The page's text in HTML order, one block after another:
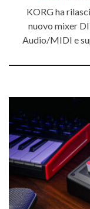
KORG ha
nuovo mixer
Audio/MIDI e